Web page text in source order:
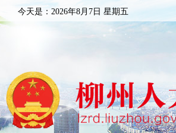
今天是： 2026年8月7日 星期五